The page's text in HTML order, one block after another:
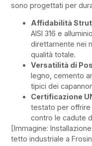
sono progettati per
Affidabilità
AISI 316 e
direttamente nei
qualità totale.
Versatilità di
legno, cemento
tipici dei
Certificazione
testato per offrire
contro le cadute
[Immagine:
tetto industriale a